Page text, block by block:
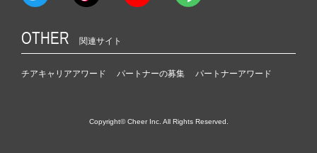
OTHER 関連サイト
チアキャリアアワード パートナーの募集 パートナーアワード
Copyright© Cheer Inc. All Rights Reserved.